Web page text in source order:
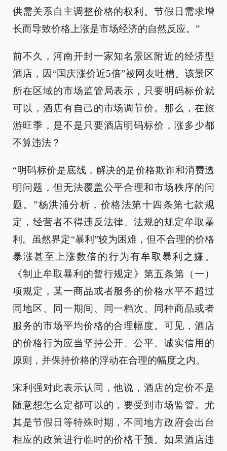
供需关系自主调整价格的权利。节假日需求增
长而导致价格上涨是市场经济的自然反应。”
前不久，河南开封一家知名景区附近的经济型
酒店，因“国庆涨价近5倍”被网友吐槽。该景区
所在区域的市场监管局表示，只要明码标价就
可以，酒店有自己的市场调节价。那么，在旅
游旺季，是不是只要酒店明码标价，涨多少都
不算违法？
“明码标价是底线，解决的是价格欺诈和消费透
明问题，但无法覆盖公平合理和市场秩序的问
题。”杨洪浦分析，价格法第十四条第七款规
定，经营者不得违反法律、法规的规定牟取暴
利。虽然界定“暴利”较为困难，但不合理的价格
暴涨甚至上涨数倍的行为有牟取暴利之嫌。
《制止牟取暴利的暂行规定》第五条第（一）
项规定，某一商品或者服务的价格水平不超过
同地区、同一期间、同一档次、同种商品或者
服务的市场平均价格的合理幅度。可见，酒店
的价格行为应当坚持公开、公平、诚实信用的
原则，并保持价格的浮动在合理的幅度之内。
宋利强对此表示认同，他说，酒店的定价不是
随意想怎么定都可以的，要受到市场监管。尤
其是节假日等特殊时期，不同地方政府会出台
相应的政策进行临时的价格干预。如果酒店违